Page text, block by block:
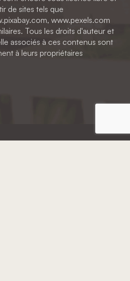
de sites tels que
www.pexels.com
Tous les droits d'auteur et
associés à ces contenus sont
à leurs propriétaires